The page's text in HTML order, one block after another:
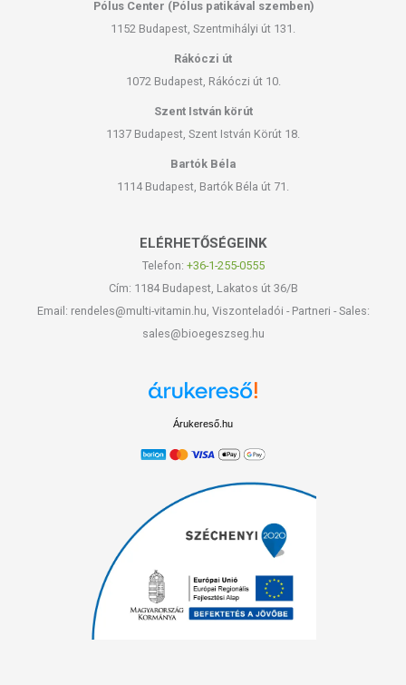
Pólus Center (Pólus patikával szemben)
1152 Budapest, Szentmihályi út 131.
Rákóczi út
1072 Budapest, Rákóczi út 10.
Szent István körút
1137 Budapest, Szent István Körút 18.
Bartók Béla
1114 Budapest, Bartók Béla út 71.
ELÉRHETŐSÉGEINK
Telefon: +36-1-255-0555
Cím: 1184 Budapest, Lakatos út 36/B
Email: rendeles@multi-vitamin.hu, Viszonteladói - Partneri - Sales:
sales@bioegeszseg.hu
Árukereső.hu